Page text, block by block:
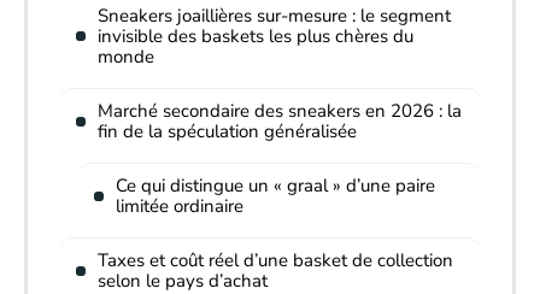
Sneakers joaillières sur-mesure : le segment
invisible des baskets les plus chères du
monde
Marché secondaire des sneakers en 2026 : la
fin de la spéculation généralisée
Ce qui distingue un « graal » d’une paire
limitée ordinaire
Taxes et coût réel d’une basket de collection
selon le pays d’achat